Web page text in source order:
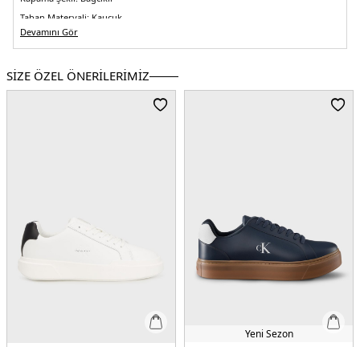
Taban Materyali: Kauçuk
Menşei:Çin
eklenti - Polyester file astar - Topukta, dilde ve yanda kabartmalı marka
Devamını Gör
SİZE ÖZEL ÖNERİLERİMİZ
Yeni Sezon